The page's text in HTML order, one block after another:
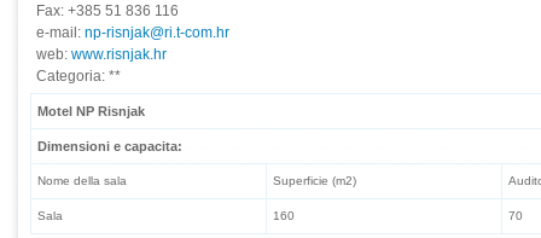
Fax: +385 51 836 116
e-mail: np-risnjak@ri.t-com.hr
web: www.risnjak.hr
Categoria: **
Motel NP Risnjak
Dimensioni e capacita:
Nome della sala Superficie (m2)
Sala 160 70